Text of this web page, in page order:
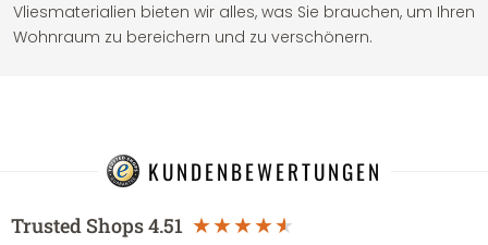
Vliesmaterialien bieten wir alles, was Sie brauchen, um Ihren
Wohnraum zu bereichern und zu verschönern.
KUNDENBEWERTUNGEN
Trusted Shops4.51